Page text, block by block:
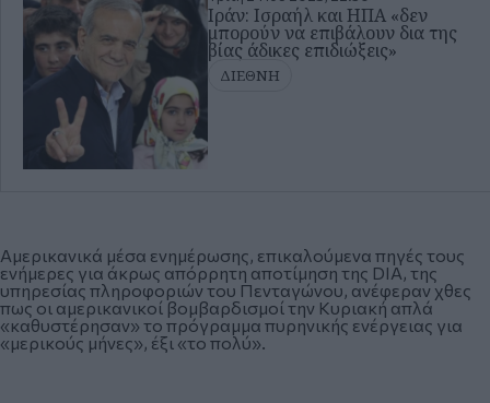
Ιράν: Ισραήλ και ΗΠΑ «δεν
μπορούν να επιβάλουν δια της
βίας άδικες επιδιώξεις»
ΔΙΕΘΝΗ
Αμερικανικά μέσα ενημέρωσης, επικαλούμενα πηγές τους
ενήμερες για άκρως απόρρητη αποτίμηση της DIA, της
υπηρεσίας πληροφοριών του Πενταγώνου, ανέφεραν χθες
πως οι αμερικανικοί βομβαρδισμοί την Κυριακή απλά
«καθυστέρησαν» το πρόγραμμα πυρηνικής ενέργειας για
«μερικούς μήνες», έξι «το πολύ».